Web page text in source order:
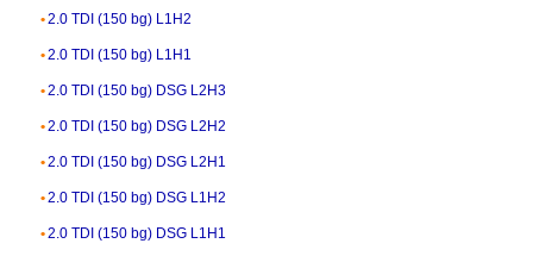
2.0 TDI (150 bg) L1H2
2.0 TDI (150 bg) L1H1
2.0 TDI (150 bg) DSG L2H3
2.0 TDI (150 bg) DSG L2H2
2.0 TDI (150 bg) DSG L2H1
2.0 TDI (150 bg) DSG L1H2
2.0 TDI (150 bg) DSG L1H1